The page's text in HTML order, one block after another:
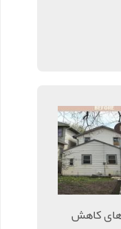
کاهش